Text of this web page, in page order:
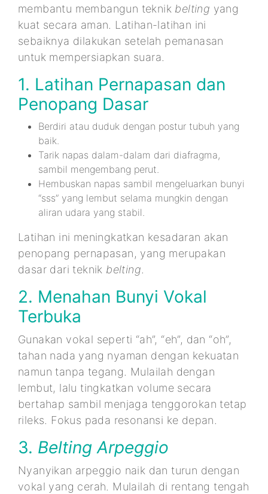
membantu membangun teknik belting yang
kuat secara aman. Latihan-latihan ini
sebaiknya dilakukan setelah pemanasan
untuk mempersiapkan suara.
1. Latihan Pernapasan dan
Penopang Dasar
Berdiri atau duduk dengan postur tubuh yang
baik.
Tarik napas dalam-dalam dari diafragma,
sambil mengembang perut.
Hembuskan napas sambil mengeluarkan bunyi
“sss” yang lembut selama mungkin dengan
aliran udara yang stabil.
Latihan ini meningkatkan kesadaran akan
penopang pernapasan, yang merupakan
dasar dari teknik belting.
2. Menahan Bunyi Vokal
Terbuka
Gunakan vokal seperti “ah”, “eh”, dan “oh”,
tahan nada yang nyaman dengan kekuatan
namun tanpa tegang. Mulailah dengan
lembut, lalu tingkatkan volume secara
bertahap sambil menjaga tenggorokan tetap
rileks. Fokus pada resonansi ke depan.
3. Belting Arpeggio
Nyanyikan arpeggio naik dan turun dengan
vokal yang cerah. Mulailah di rentang tengah